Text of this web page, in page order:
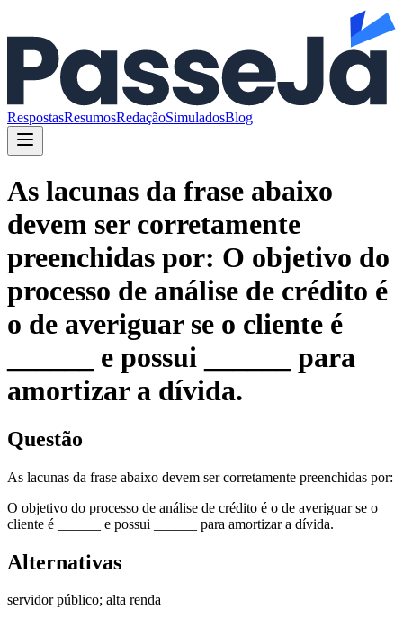
RespostasResumosRedaçãoSimuladosBlog
As lacunas da frase abaixo
devem ser corretamente
preenchidas por: O objetivo do
processo de análise de crédito é
o de averiguar se o cliente é
______ e possui ______ para
amortizar a dívida.
Questão
As lacunas da frase abaixo devem ser corretamente preenchidas por:
O objetivo do processo de análise de crédito é o de averiguar se o
cliente é ______ e possui ______ para amortizar a dívida.
Alternativas
servidor público; alta renda